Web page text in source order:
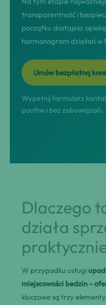
transparentność i
początku dostajesz
harmonogram działań w
Umów bezpłatną
Wypełnij formularz
poufne i bez zobowiązań.
Dlaczego
działa
W przypadku usługi
miejscowości bedzin –
kluczowe są trzy